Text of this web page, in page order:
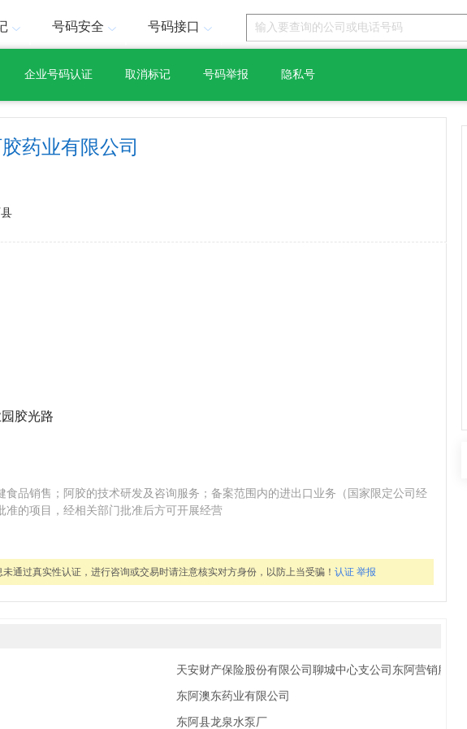
号码安全 号码接口
企业号码认证 取消标记 号码举报 隐私号
药业有限公司
胶光路
品销售；阿胶的技术研发及咨询服务；备案范围内的进出口业务（国家限定公司经
的项目，经相关部门批准后方可开展经营
通过真实性认证，进行咨询或交易时请注意核实对方身份，以防上当受骗！ 认证 举报
天安财产保险股份有限公司聊城中心支公司东阿营销服务部
东阿澳东药业有限公司
东阿县龙泉水泵厂